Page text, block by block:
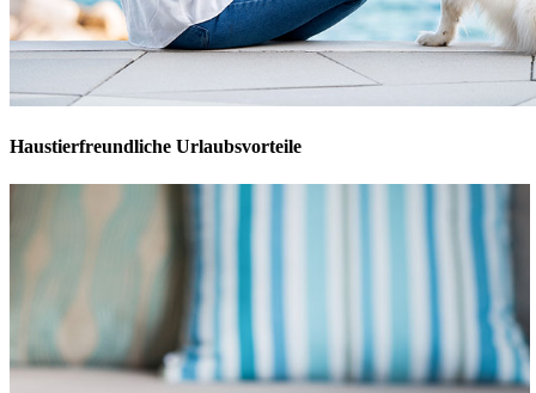
Haustierfreundliche Urlaubsvorteile